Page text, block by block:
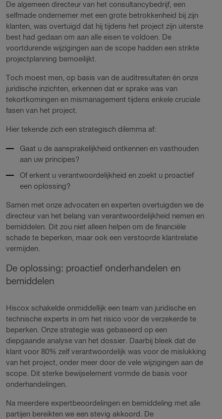
De algemeen directeur van het consultancybedrijf, een
selfmade ondernemer met een grote betrokkenheid bij zijn
klanten, was overtuigd dat hij tijdens het project zijn uiterste
best had gedaan om aan alle eisen te voldoen. De
voortdurende wijzigingen aan de scope hadden een strikte
projectplanning bemoeilijkt.
Toch moest men, op basis van de auditresultaten én onze
juridische inzichten, erkennen dat er sprake was van
tekortkomingen en mismanagement tijdens enkele cruciale
fasen van het project.
Hier tekende zich een strategisch dilemma af:
Gaat u de aansprakelijkheid ontkennen en vasthouden
aan uw principes?
Of erkent u verantwoordelijkheid en zoekt u proactief
een oplossing?
Samen met onze advocaten en experten overtuigden we de
directeur van het belang van verantwoordelijkheid nemen en
bemiddelen. Dit zou niet alleen helpen om de financiële
schade te beperken, maar ook een verstoorde klantrelatie
vermijden.
De oplossing: proactief onderhandelen en
bemiddelen
Hiscox schakelde onmiddellijk een team van juridische en
technische experts in om het risico voor de verzekerde te
beperken. Onze strategie was gebaseerd op een
diepgaande analyse van het dossier. Daarbij bleek dat de
klant voor 80% zelf verantwoordelijk was voor de mislukking
van het project, onder meer door de vele wijzigingen aan de
scope. Dit sterke bewijselement vormde de basis voor
onderhandelingen.
Na meerdere expertbeoordelingen en bemiddeling met alle
partijen bereikten we een stevig akkoord. De